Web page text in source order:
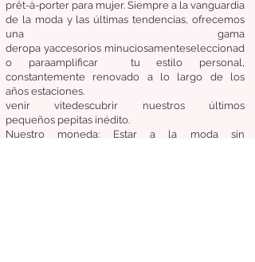
prêt-à-porter para mujer. Siempre a la vanguardia
de la moda y las últimas tendencias, ofrecemos
una gama
deropa yaccesorios minuciosamenteseleccionad
o paraamplificartu estilo personal,
constantemente renovado a lo largo de los
años estaciones.
venir vitedescubrir nuestros últimos
pequeños pepitas inédito.
Nuestro moneda:
Estar a la moda sin